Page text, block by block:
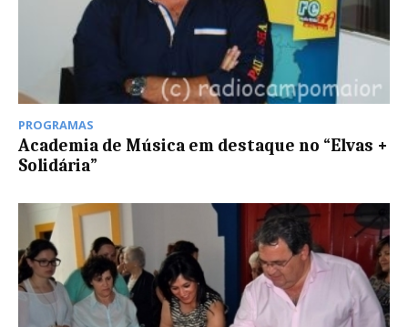
PROGRAMAS
Academia de Música em destaque no “Elvas +
Solidária”